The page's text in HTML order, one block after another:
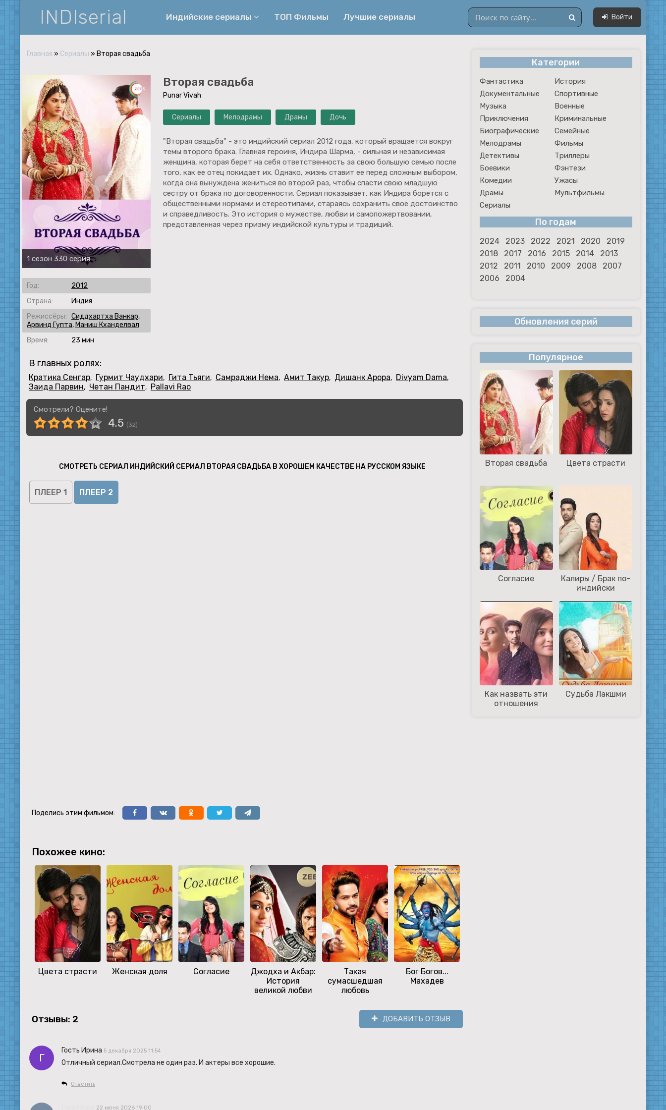
INDIserial Индийские сериалы
История
Документальные
Спортивные
Музыка
Военные
Криминальные
Семейные
Мелодрамы
Фильмы
Комедии
Ужасы
Мультфильмы
Сериалы
ТОП Фильмы Лучшие сериалы Войти
Главная » Сериалы » Вторая свадьба
Вторая свадьба
Punar Vivah
Сериалы Мелодрамы Драмы Дочь
"Вторая свадьба" - это индийский сериал 2012 года, который вращается вокруг
темы второго брака. Главная героиня, Индира Шарма, - сильная и независимая
женщина, которая берет на себя ответственность за свою большую семью после
того, как ее отец покидает их. Однако, жизнь ставит ее перед сложным выбором,
когда она вынуждена жениться во второй раз, чтобы спасти свою младшую
сестру от брака по договоренности. Сериал показывает, как Индира борется с
общественными нормами и стереотипами, стараясь сохранить свое достоинство
и справедливость. Это история о мужестве, любви и самопожертвовании,
представленная через призму индийской культуры и традиций.
1 сезон 330 серия
Год:
2012
Страна:
Индия
Режиссёры: Сиддхартха Ванкар,
Арвинд Гупта, Маниш Кханделвал
Время:
23 мин
В главных ролях:
Кратика Сенгар, Гурмит Чаудхари, Гита Тьяги, Самраджи Нема, Амит Такур, Дишанк Арора, Divyam Dama,
Заида Парвин, Четан Пандит, Pallavi Rao
Смотрели? Оцените!
4.5 (32)
СМОТРЕТЬ СЕРИАЛ ИНДИЙСКИЙ СЕРИАЛ ВТОРАЯ СВАДЬБА В ХОРОШЕМ КАЧЕСТВЕ НА РУССКОМ ЯЗЫКЕ
ПЛЕЕР 1 ПЛЕЕР 2
Поделись этим фильмом:
Похожее кино:
Цвета страсти Женская доля Согласие
Джодха и Акбар:
История
великой любви
Такая
сумасшедшая
любовь
Бог Богов...
Махадев
Отзывы: 2 ДОБАВИТЬ ОТЗЫВ
Г
Гость Ирина 5 декабря 2025 11:54
Отличный сериал.Смотрела не один раз. И актеры все хорошие.
Ответить
22 июня 2026 19:00
Категории
Фантастика
История
Документальные
Спортивные
Музыка
Военные
Приключения
Криминальные
Биографические
Семейные
Мелодрамы
Фильмы
Детективы
Триллеры
Боевики
Фэнтези
Комедии
Ужасы
Драмы
Мультфильмы
Сериалы
По годам
2024 2023 2022 2021 2020
2019
2018
2017 2016 2015 2014
2013
2012
2011 2010 2009 2008
2007
2006
2004
Обновления серий
Популярное
Вторая свадьба Цвета страсти
Согласие
Калиры / Брак по-
индийски
Как назвать эти
отношения
Судьба Лакшми